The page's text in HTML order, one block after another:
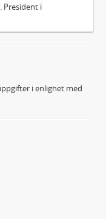
President i
i enlighet med